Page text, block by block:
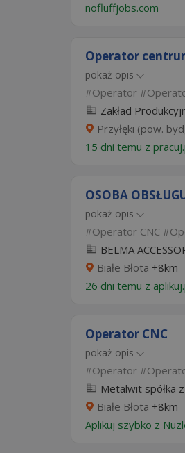
nofluffjobs.com
Operator
pokaż opis
Operator
Zakład
Przyłęki (pow.
15 dni temu z
OSOBA
pokaż opis
Operator CNC
BELMA
Białe Błota +8km
26 dni temu z
Operator CNC
pokaż opis
Operator
Metalwit spółka
Białe Błota +8km
Aplikuj szybko z